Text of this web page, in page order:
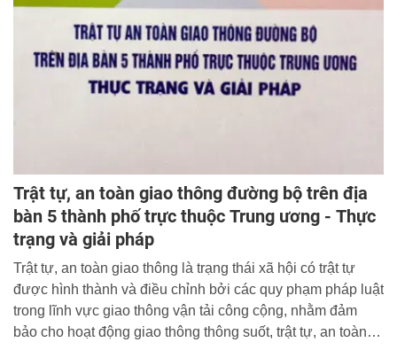
Trật tự, an toàn giao thông đường bộ trên địa
bàn 5 thành phố trực thuộc Trung ương - Thực
trạng và giải pháp
Trật tự, an toàn giao thông là trạng thái xã hội có trật tự
được hình thành và điều chỉnh bởi các quy phạm pháp luật
trong lĩnh vực giao thông vận tải công cộng, nhằm đảm
bảo cho hoạt động giao thông thông suốt, trật tự, an toàn,